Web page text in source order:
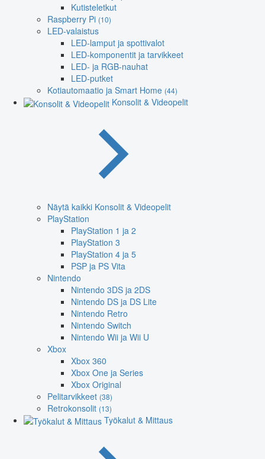
Kutisteletkut
Raspberry Pi (10)
LED-valaistus
LED-lamput ja spottivalot
LED-komponentit ja tarvikkeet
LED- ja RGB-nauhat
LED-putket
Kotiautomaatio ja Smart Home (44)
Konsolit & Videopelit
Näytä kaikki Konsolit & Videopelit
PlayStation
PlayStation 1 ja 2
PlayStation 3
PlayStation 4 ja 5
PSP ja PS Vita
Nintendo
Nintendo 3DS ja 2DS
Nintendo DS ja DS Lite
Nintendo Retro
Nintendo Switch
Nintendo Wii ja Wii U
Xbox
Xbox 360
Xbox One ja Series
Xbox Original
Pelitarvikkeet (38)
Retrokonsolit (13)
Työkalut & Mittaus